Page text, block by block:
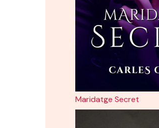
Maridatge Secret